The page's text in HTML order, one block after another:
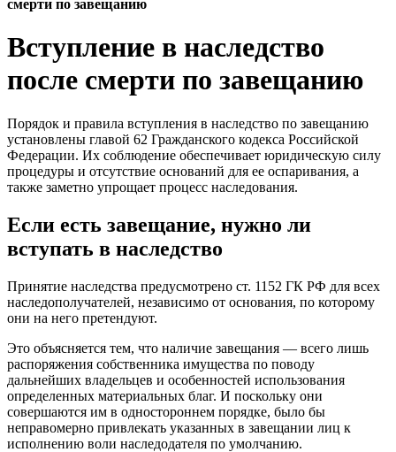
смерти по завещанию
Вступление в наследство
после смерти по завещанию
Порядок и правила вступления в наследство по завещанию
установлены главой 62 Гражданского кодекса Российской
Федерации. Их соблюдение обеспечивает юридическую силу
процедуры и отсутствие оснований для ее оспаривания, а
также заметно упрощает процесс наследования.
Если есть завещание, нужно ли
вступать в наследство
Принятие наследства предусмотрено ст. 1152 ГК РФ для всех
наследополучателей, независимо от основания, по которому
они на него претендуют.
Это объясняется тем, что наличие завещания — всего лишь
распоряжения собственника имущества по поводу
дальнейших владельцев и особенностей использования
определенных материальных благ. И поскольку они
совершаются им в одностороннем порядке, было бы
неправомерно привлекать указанных в завещании лиц к
исполнению воли наследодателя по умолчанию.